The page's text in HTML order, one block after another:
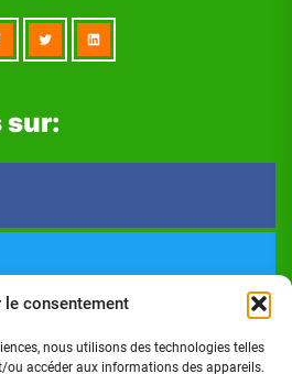
le consentement
nous utilisons des technologies telles
ou accéder aux informations des appareils.
sur: